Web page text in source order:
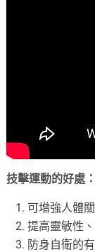
技擊運動的好處：
可增強人體
提高靈敏性
防身自衛的